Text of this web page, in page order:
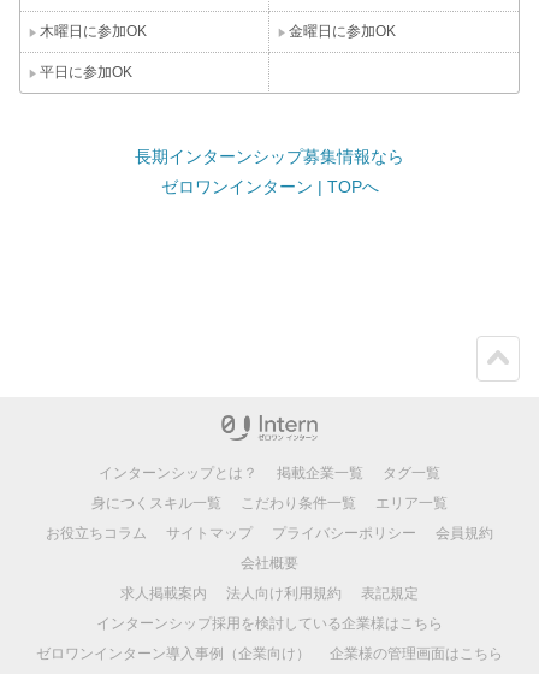
木曜日に参加OK 金曜日に参加OK
平日に参加OK
長期インターンシップ募集情報なら
ゼロワンインターン | TOPへ
インターンシップとは？ 掲載企業一覧
タグ一覧
身につくスキル一覧
こだわり条件一覧
エリア一覧
お役立ちコラム
サイトマップ プライバシーポリシー
会員規約
会社概要
求人掲載案内
法人向け利用規約
表記規定
インターンシップ採用を検討している企業様はこちら
ゼロワンインターン導入事例（企業向け）
企業様の管理画面はこちら